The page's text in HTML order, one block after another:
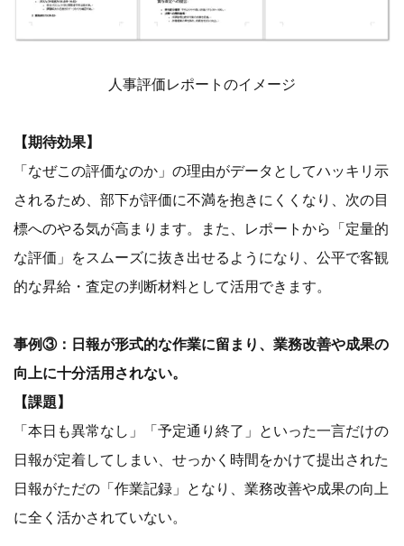
人事評価レポートのイメージ
【期待効果】
「なぜこの評価なのか」の理由がデータとしてハッキリ示
されるため、部下が評価に不満を抱きにくくなり、次の目
標へのやる気が高まります。また、レポートから「定量的
な評価」をスムーズに抜き出せるようになり、公平で客観
的な昇給・査定の判断材料として活用できます。
事例③：日報が形式的な作業に留まり、業務改善や成果の
向上に十分活用されない。
【課題】
「本日も異常なし」「予定通り終了」といった一言だけの
日報が定着してしまい、せっかく時間をかけて提出された
日報がただの「作業記録」となり、業務改善や成果の向上
に全く活かされていない。